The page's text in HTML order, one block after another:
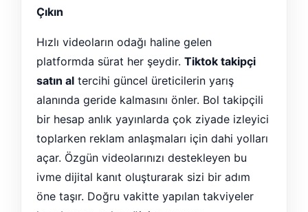
Çıkın
Hızlı videoların odağı haline gelen
platformda sürat her şeydir. Tiktok takipçi
satın al tercihi güncel üreticilerin yarış
alanında geride kalmasını önler. Bol takipçili
bir hesap anlık yayınlarda çok ziyade izleyici
toplarken reklam anlaşmaları için dahi yolları
açar. Özgün videolarınızı destekleyen bu
ivme dijital kanıt oluşturarak sizi bir adım
öne taşır. Doğru vakitte yapılan takviyeler